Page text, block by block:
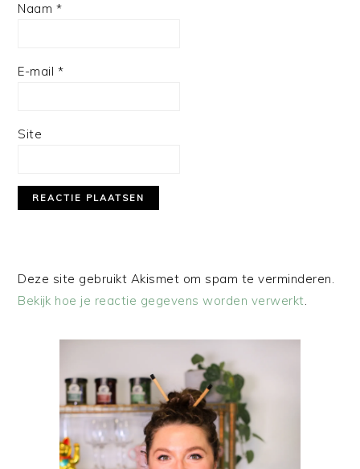
Naam *
E-mail *
Site
Deze site gebruikt Akismet om spam te verminderen.
Bekijk hoe je reactie gegevens worden verwerkt.